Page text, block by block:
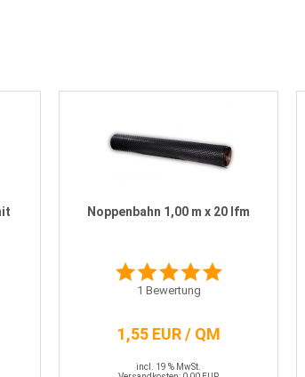
Noppenbahn 1,00 m x 20 lfm
1 Bewertung
1,55 EUR / QM
incl. 19 % MwSt.